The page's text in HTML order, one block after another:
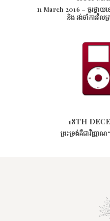
11 March 2016 – ចូរថ្វាយ
និង រង់ចាំការវិល
18TH
18TH
ព្រះទ្រង់គឺជាវិញ្ញ